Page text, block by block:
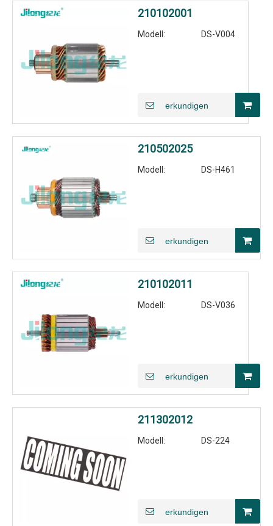
210102001
Modell: DS-V004
erkundigen
210502025
Modell: DS-H461
erkundigen
210102011
Modell: DS-V036
erkundigen
211302012
Modell: DS-224
erkundigen